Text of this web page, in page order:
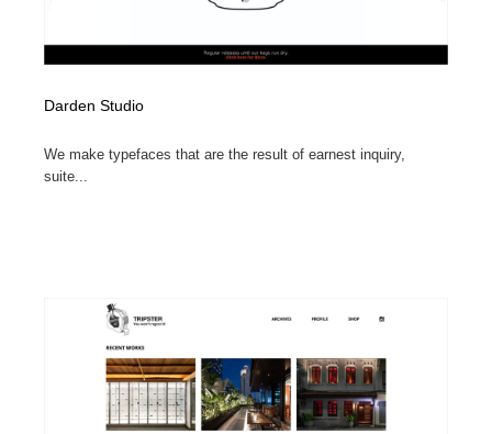
Darden Studio
We make typefaces that are the result of earnest inquiry,
suite...